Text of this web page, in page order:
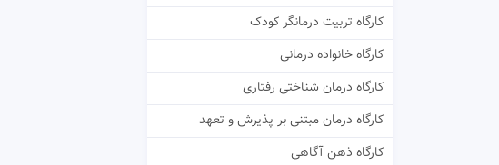
کارگاه تربیت درمانگر کودک
کارگاه خانواده درمانی
کارگاه درمان شناختی رفتاری
کارگاه درمان مبتنی بر پذیرش و تعهد
کارگاه ذهن آگاهی